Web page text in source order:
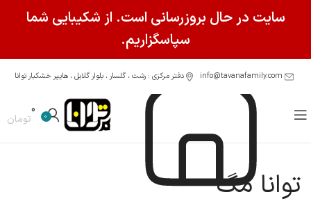
دفتر مرکزی : رشت ، گلسار ، بلوار گلایل ، هایپر خشکبار توانا
0
0
تومان
توانا مگ
سایت در حال بروزرسانی است. از شکیبایی شما
سپاسگزاریم.